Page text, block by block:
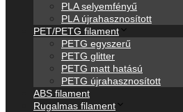
PLA selyemfényű
PLA újrahasznosított
PET/PETG filament
PETG egyszerű
PETG glitter
PETG matt hatású
PETG újrahasznosított
ABS filament
Rugalmas filament